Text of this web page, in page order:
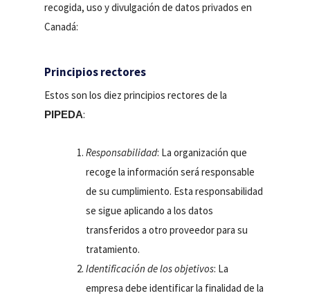
recogida, uso y divulgación de datos privados en
Canadá:
Principios rectores
Estos son los diez principios rectores de la
PIPEDA:
Responsabilidad: La organización que
recoge la información será responsable
de su cumplimiento. Esta responsabilidad
se sigue aplicando a los datos
transferidos a otro proveedor para su
tratamiento.
Identificación de los objetivos: La
empresa debe identificar la finalidad de la